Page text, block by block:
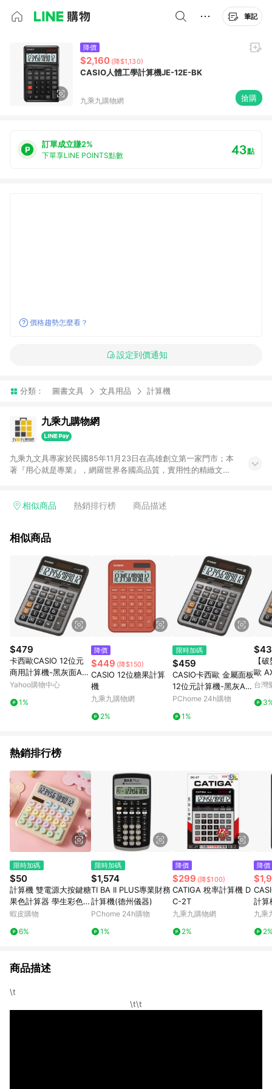
筆記
降價
$2,160 (降$1,130)
CASIO人體工學計算機JE-12E-BK
九乘九購物網 搶購
訂單成立賺2%
下單享LINE POINTS點數 43點
價格趨勢怎麼看？
設定到價通知
分類： 圖書文具 文具用品 計算機
九乘九購物網
九乘九文具專家於民國85年11月23日在高雄創立第一家門市；本
著『用心就是專業』，網羅世界各國高品質，實用性的精緻文具
非店舖通路及整合虛實行銷為目標，並以完整的物流倉儲系統，
才享有回饋，點數將於廠商出貨後 30 天前後發送。 (2) 門市訂
導購資格。 (3) 使用九乘九APP下單，將無法獲得點數回饋。
相似商品 熱銷排行榜 商品描述
相似商品
$479
卡西歐CASIO 12位元
商用計算機-黑灰面AX-
120B
Yahoo購物中心
1%
降價
$449 (降$150)
CASIO 12位糖果計算
機
九乘九購物網
2%
限時加碼
$459
CASIO卡西歐 金屬面板
12位元計算機-黑灰AX-
120B
PChome 24h購物
1%
【
歐
元
單
台灣
熱銷排行榜
限時加碼
$50
計算機 雙電源大按鍵糖
果色計算器 學生彩色圓
形按鍵 辦公會計用計算
真人發音辦公用品
蝦皮購物
6%
限時加碼
$1,574
TI BA II PLUS專業財務
計算機(德州儀器)
PChome 24h購物
1%
降價
$299 (降$100)
CATIGA 稅率計算機 D
C-2T
九乘九購物網
2%
降價
計算
九乘
商品描述
\t
\t\t